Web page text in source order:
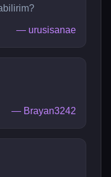
— urusisanae
— Brayan3242